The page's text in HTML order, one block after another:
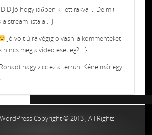
Jó hogy időben ki lett rakva ... De mit
a stream lista a... }
Jó volt újra végig olvasni a kommenteket
nincs meg a video esetleg?... }
nagy vicc ez a terrun. Kéne már egy
Copyright © 2013 , All Rights